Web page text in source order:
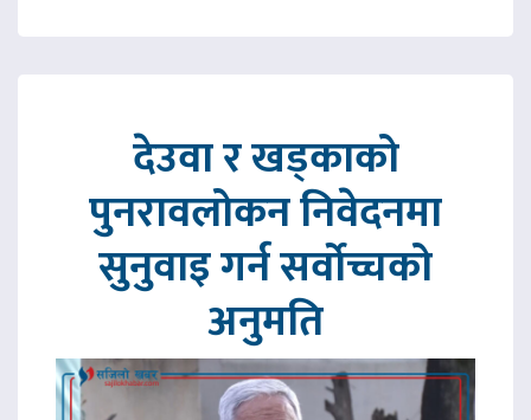
देउवा र खड्काको
पुनरावलोकन निवेदनमा
सुनुवाइ गर्न सर्वोच्चको
अनुमति